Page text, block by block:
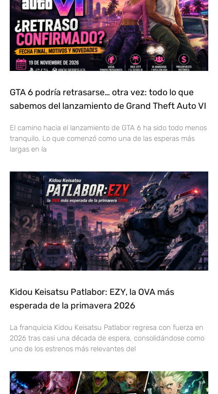
GTA 6 podría retrasarse… otra vez: todo lo que
sabemos del lanzamiento de Grand Theft Auto VI
El camino hacia el lanzamiento de GTA 6 ha sido todo menos
tranquilo. Lo que comenzó como una de las esperas más
largas en la
Kidou Keisatsu Patlabor: EZY, la OVA más
esperada de la primavera 2026
La franquicia Kidou Keisatsu Patlabor regresa con fuerza en
2026 tras casi una década de espera, consolidándose como
uno de los estrenos más relevantes del